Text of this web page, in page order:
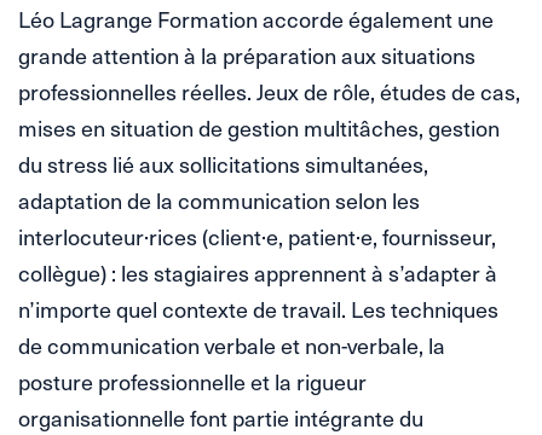
Léo Lagrange Formation accorde également une
grande attention à la préparation aux situations
professionnelles réelles. Jeux de rôle, études de cas,
mises en situation de gestion multitâches, gestion
du stress lié aux sollicitations simultanées,
adaptation de la communication selon les
interlocuteur·rices (client·e, patient·e, fournisseur,
collègue) : les stagiaires apprennent à s’adapter à
n’importe quel contexte de travail. Les techniques
de communication verbale et non-verbale, la
posture professionnelle et la rigueur
organisationnelle font partie intégrante du